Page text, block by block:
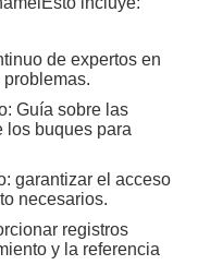
de expertos en
Guía sobre las
los buques para
garantizar el acceso
necesarios.
registros
y la referencia